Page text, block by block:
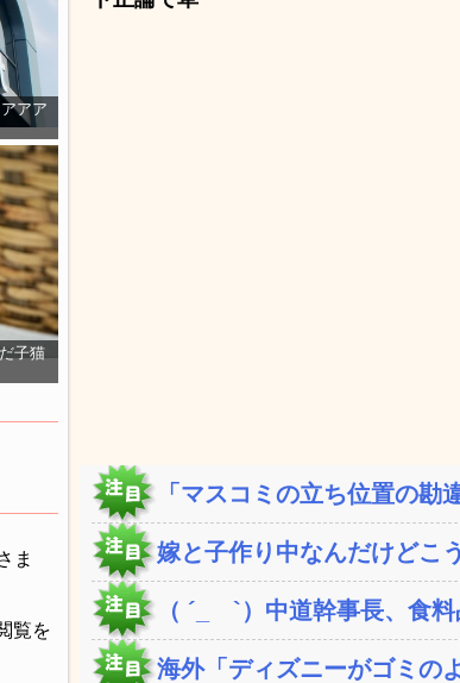
アア
子猫
ま
覧を
「マスコミの立ち位置の
嫁と子作り中なんだけどこ
（ ´_ゝ`）中道幹事長、食
海外「ディズニーがゴミの